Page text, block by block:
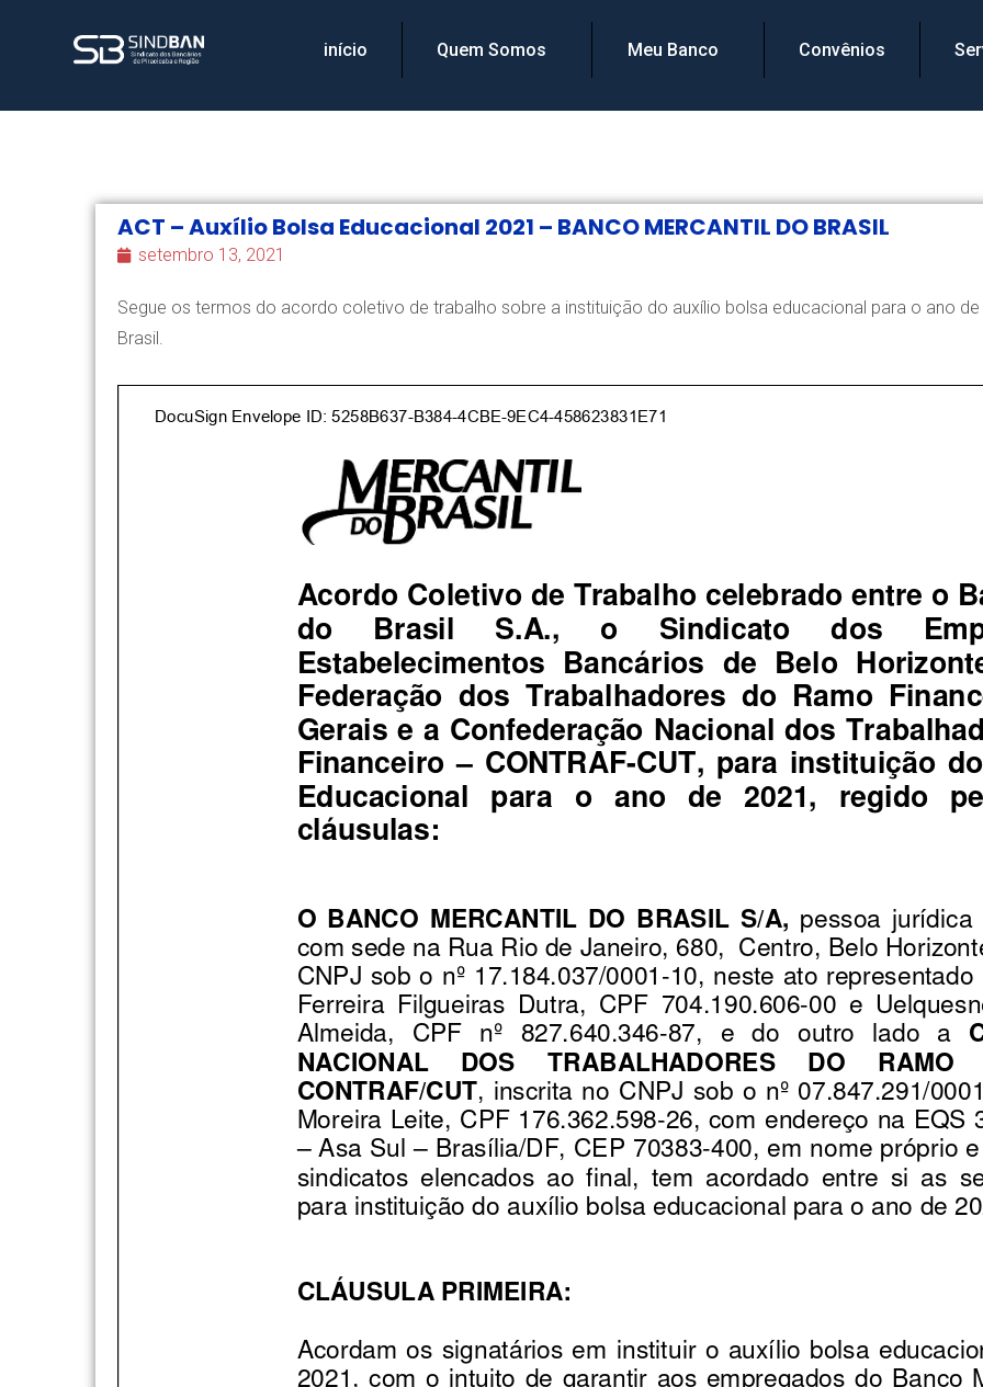
início Quem Somos Meu Banco Convênios
ACT – Auxílio Bolsa Educacional 2021 – BANCO MERCANTIL DO BRASIL
setembro 13, 2021
Segue os termos do acordo coletivo de trabalho sobre a instituição do auxílio bolsa educacional para o ano
Brasil.